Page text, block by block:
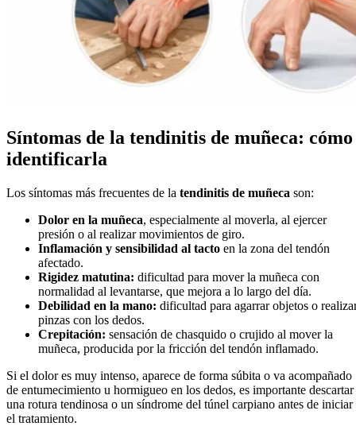
Síntomas de la tendinitis de muñeca: cómo
identificarla
Los síntomas más frecuentes de la tendinitis de muñeca son:
Dolor en la muñeca, especialmente al moverla, al ejercer
presión o al realizar movimientos de giro.
Inflamación y sensibilidad al tacto en la zona del tendón
afectado.
Rigidez matutina: dificultad para mover la muñeca con
normalidad al levantarse, que mejora a lo largo del día.
Debilidad en la mano: dificultad para agarrar objetos o
pinzas con los dedos.
Crepitación: sensación de chasquido o crujido al mover la
muñeca, producida por la fricción del tendón inflamado.
Si el dolor es muy intenso, aparece de forma súbita o va acompañado
de entumecimiento u hormigueo en los dedos, es importante descartar
una rotura tendinosa o un síndrome del túnel carpiano antes de iniciar
el tratamiento.